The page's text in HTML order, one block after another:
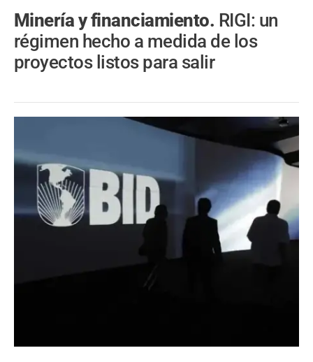
Minería y financiamiento. RIGI: un
régimen hecho a medida de los
proyectos listos para salir